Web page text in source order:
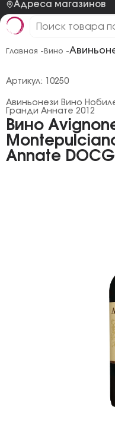
Адреса магазинов
Главная - Вино -
Вино
Annate
Авиньонези Вино
Гранди Аннате 2012
Артикул: 10250